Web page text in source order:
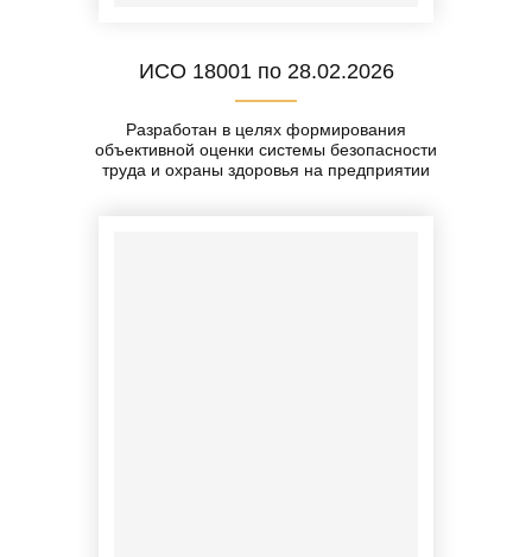
ИСО 18001 по 28.02.2026
Разработан в целях формирования
объективной оценки системы безопасности
труда и охраны здоровья на предприятии